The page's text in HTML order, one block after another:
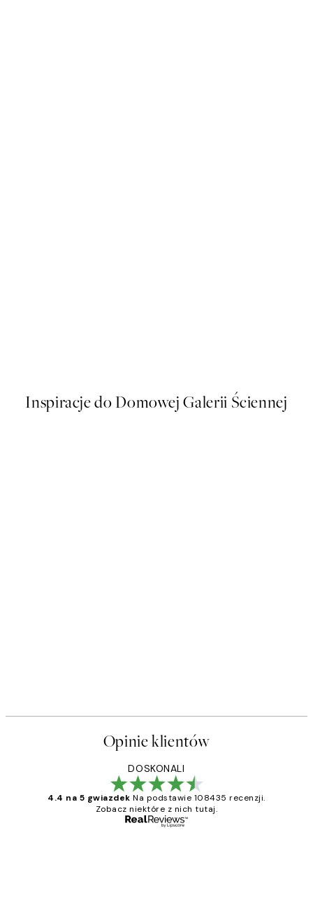
Inspiracje do Domowej Galerii Ściennej
Opinie klientów
DOSKONALI
4.4 na 5 gwiazdek Na podstawie 108435 recenzji.
Zobacz niektóre z nich tutaj.